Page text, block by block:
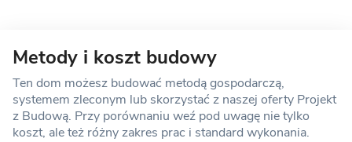
Metody i koszt budowy
Ten dom możesz budować metodą gospodarczą,
systemem zleconym lub skorzystać z naszej oferty Projekt
z Budową. Przy porównaniu weź pod uwagę nie tylko
koszt, ale też różny zakres prac i standard wykonania.